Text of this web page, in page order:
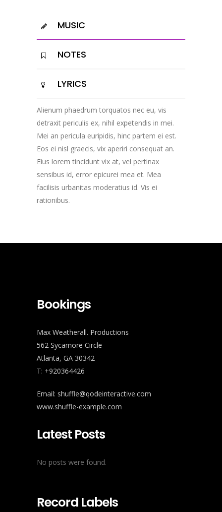
MUSIC
NOTES
LYRICS
Alienum phaedrum torquatos nec eu, vis
detraxit periculis ex, nihil expetendis in mei.
Mei an pericula euripidis, hinc partem ei est.
Eos ei nisl graecis, vix aperiri consequat an.
Eius lorem tincidunt vix at, vel pertinax
sensibus id, error epicurei mea et. Mea
facilisis urbanitas moderatius id. Vis ei
rationibus.
Bookings
Max Weatherall. Productions
562 Sycamore Circle
Atlanta, GA 30342
T: +920364426
Email: shuffle@qodeinteractive.com
www.shuffle-example.com
Latest Posts
No posts were found.
Record Labels